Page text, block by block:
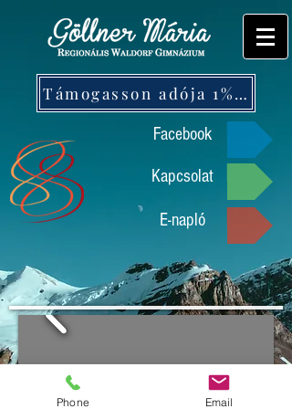
Támogasson adója 1%-ával!
Facebook
Kapcsolat
E-napló
Phone Email